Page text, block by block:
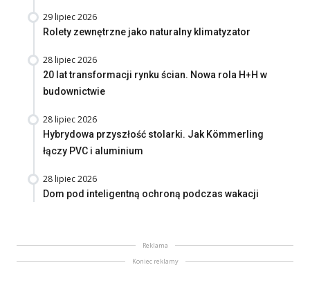
29 lipiec 2026
Rolety zewnętrzne jako naturalny klimatyzator
28 lipiec 2026
20 lat transformacji rynku ścian. Nowa rola H+H w
budownictwie
28 lipiec 2026
Hybrydowa przyszłość stolarki. Jak Kömmerling
łączy PVC i aluminium
28 lipiec 2026
Dom pod inteligentną ochroną podczas wakacji
Reklama
Koniec reklamy